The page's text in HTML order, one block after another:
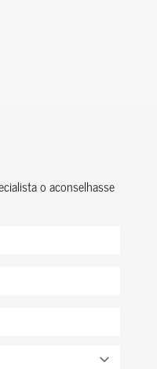
o aconselhasse